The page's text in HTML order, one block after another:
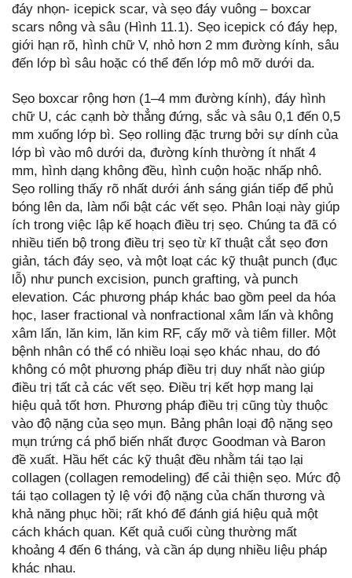
đáy nhọn- icepick scar, và sẹo đáy vuông – boxcar
scars nông và sâu (Hình 11.1). Sẹo icepick có đáy hẹp,
giới hạn rõ, hình chữ V, nhỏ hơn 2 mm đường kính, sâu
đến lớp bì sâu hoặc có thể đến lớp mô mỡ dưới da.
Sẹo boxcar rộng hơn (1–4 mm đường kính), đáy hình
chữ U, các cạnh bờ thẳng đứng, sắc và sâu 0,1 đến 0,5
mm xuống lớp bì. Sẹo rolling đặc trưng bởi sự dính của
lớp bì vào mô dưới da, đường kính thường ít nhất 4
mm, hình dạng không đều, hình cuộn hoặc nhấp nhô.
Sẹo rolling thấy rõ nhất dưới ánh sáng gián tiếp để phủ
bóng lên da, làm nổi bật các vết sẹo. Phân loại này giúp
ích trong việc lập kế hoạch điều trị sẹo. Chúng ta đã có
nhiều tiến bộ trong điều trị sẹo từ kĩ thuật cắt sẹo đơn
giản, tách đáy sẹo, và một loạt các kỹ thuật punch (đục
lỗ) như punch excision, punch grafting, và punch
elevation. Các phương pháp khác bao gồm peel da hóa
học, laser fractional và nonfractional xâm lấn và không
xâm lấn, lăn kim, lăn kim RF, cấy mỡ và tiêm filler. Một
bệnh nhân có thể có nhiều loại sẹo khác nhau, do đó
không có một phương pháp điều trị duy nhất nào giúp
điều trị tất cả các vết sẹo. Điều trị kết hợp mang lại
hiệu quả tốt hơn. Phương pháp điều trị cũng tùy thuộc
vào độ nặng của sẹo mụn. Bảng phân loại độ nặng sẹo
mụn trứng cá phổ biến nhất được Goodman và Baron
đề xuất. Hầu hết các kỹ thuật đều nhằm tái tạo lại
collagen (collagen remodeling) để cải thiện sẹo. Mức độ
tái tạo collagen tỷ lệ với độ nặng của chấn thương và
khả năng phục hồi; rất khó để đánh giá hiệu quả một
cách khách quan. Kết quả cuối cùng thường mất
khoảng 4 đến 6 tháng, và cần áp dụng nhiều liệu pháp
khác nhau.